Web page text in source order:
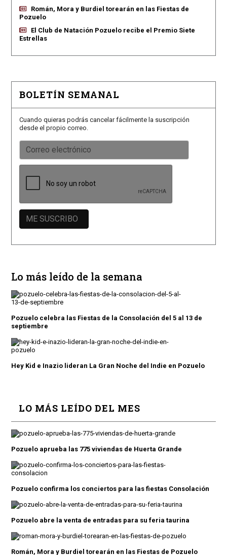
Román, Mora y Burdiel torearán en las Fiestas de
Pozuelo
El Club de Natación Pozuelo recibe el Premio Siete
Estrellas
BOLETÍN SEMANAL
Cuando quieras podrás cancelar fácilmente la suscripción
desde el propio correo.
Lo más leído de la semana
Pozuelo celebra las Fiestas de la Consolación del 5 al 13 de
septiembre
Hey Kid e Inazio lideran La Gran Noche del Indie en Pozuelo
LO MÁS LEÍDO DEL MES
Pozuelo aprueba las 775 viviendas de Huerta Grande
Pozuelo confirma los conciertos para las fiestas Consolación
Pozuelo abre la venta de entradas para su feria taurina
Román, Mora y Burdiel torearán en las Fiestas de Pozuelo